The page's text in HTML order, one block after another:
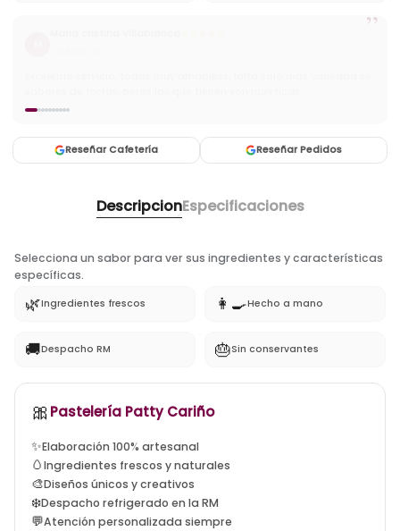
”
Reseñar Cafetería Reseñar Pedidos
DescripcionEspecificaciones
Selecciona un sabor para ver sus ingredientes y características
específicas.
🌿Ingredientes frescos 👩‍🍳Hecho a mano
🚚Despacho RM 🎂Sin conservantes
🎀 Pastelería Patty Cariño
✨Elaboración 100% artesanal
🥚Ingredientes frescos y naturales
🎨Diseños únicos y creativos
❄️Despacho refrigerado en la RM
💬Atención personalizada siempre
tortas artesanales santiago, tortas a domicilio la